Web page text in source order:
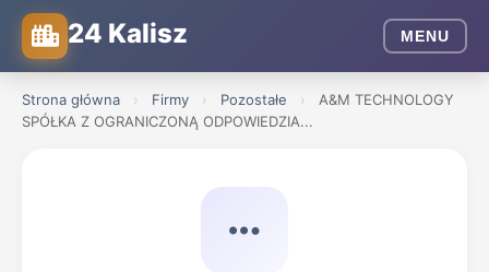
24 Kalisz MENU
Strona główna › Firmy › Pozostałe ›
A&M TECHNOLOGY
SPÓŁKA Z OGRANICZONĄ ODPOWIEDZIA...